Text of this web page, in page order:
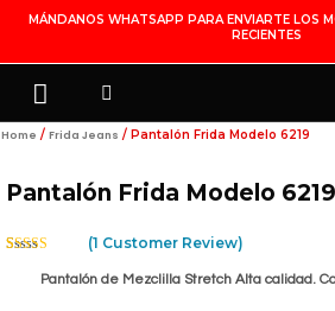
Contenido
MÁNDANOS WHATSAPP PARA ENVIARTE LOS
RECIENTES
MenuSearch
Home / Frida Jeans / Pantalón Frida Modelo 6219
Pantalón Frida Modelo 6219
Out Of 5
(1 Customer Review)
Pantalón de Mezclilla Stretch Alta calidad.